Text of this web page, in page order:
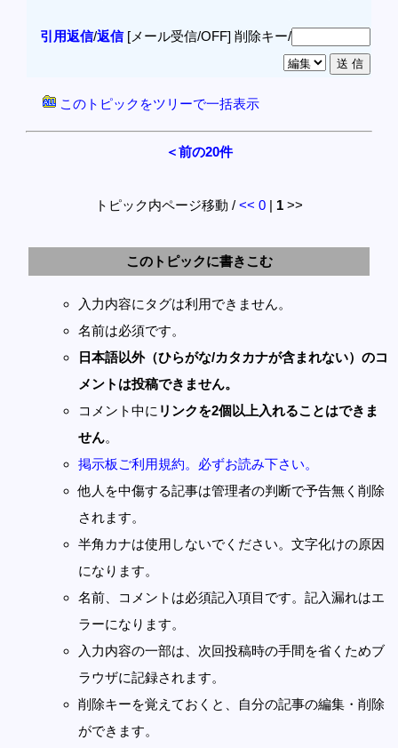
引用返信/返信[メール受信/OFF] 削除キー/
このトピックをツリーで一括表示
＜前の20件
トピック内ページ移動 / << 0 | 1 >>
このトピックに書きこむ
入力内容にタグは利用できません。
名前は必須です。
日本語以外（ひらがな/カタカナが含まれない）のコ
メントは投稿できません。
コメント中に リンクを2個以上入れることはできま
せん。
掲示板ご利用規約。必ずお読み下さい。
他人を中傷する記事は管理者の判断で予告無く削除
されます。
半角カナは使用しないでください。文字化けの原因
になります。
名前、コメントは必須記入項目です。記入漏れはエ
ラーになります。
入力内容の一部は、次回投稿時の手間を省くためブ
ラウザに記録されます。
削除キーを覚えておくと、自分の記事の編集・削除
ができます。